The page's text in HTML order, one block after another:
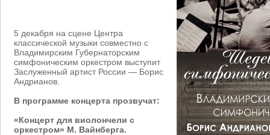
5 декабря на сцене Центра
классической музыки совместно с
Владимирским Губернаторским
симфоническим оркестром выступит
Заслуженный артист России — Борис
Андрианов.
В программе концерта прозвучат:
«Концерт для виолончели с
оркестром» М. Вайнберга.